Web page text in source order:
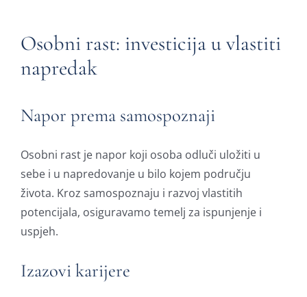
Javi mi se
Članstvo
Osobni rast: investicija u vlastiti
napredak
Napor prema samospoznaji
Osobni rast je napor koji osoba odluči uložiti u
sebe i u napredovanje u bilo kojem području
života. Kroz samospoznaju i razvoj vlastitih
potencijala, osiguravamo temelj za ispunjenje i
uspjeh.
Izazovi karijere